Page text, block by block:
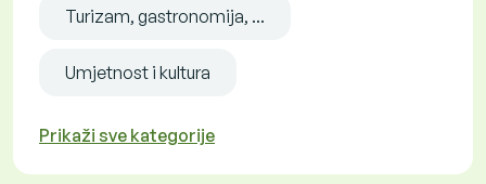
Turizam, gastronomija, ...
Umjetnost i kultura
Prikaži sve kategorije